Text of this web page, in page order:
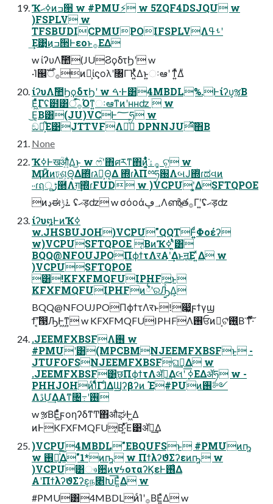
Ҡߦޙͷߏ੒ w #PMU⚡ w 5ZQF4DSJQU w
)FSPLV w
TFSBUDICPMUPOIFSPLVΛࢀߟʹ
͢Ε͹͜ͷߏ੒Ͱεοͱ࡞ΕΔ
w ίʔυΛࣾ಺(JUϨϙδτϦʹ w
·Ί஌ࣝ࡞ऀͷ͕ࠢίϛολʹ৐ΓҠ͍ͬͯΔͱ͍͏ઃఆʹ ͳ͍ͬͯΔͧ
ίʔυΛࣾ಺ϦϙδτϦʹ w ࠓ·Ͱ͸4MBDL%.Ͱίʔυ͕ૹΒ
Ε͖ͯͨΓʢ๻͸࡞ऀ͡Όͳ͍ઃఆͳͷʹʜʜʣ  w
͜Ε͔Β͸(JU)VCͰ؅ཧ w
ඞཁ͕͋Ε͹JTTVFΛཱͯͯ DPNNJUͯ͠΋Β͏
None
ҠߦͰखؒऔ͍ͬͯΔ͜ͱ w ෆ֮ʹ΋ศརͳ΋ͷ͕͍͔ͭ͋ͬͯ͘࡞ۀ ͕ଟ͍ w
ӍӢͷঢ়ଶ͕Θ͔Δ΍ͭɾגՁ͕Θ͔Δ ΍ͭɾλΠྉཧ԰ΛબͿ΍ͭɾಥવͷ
˓˓ɾฤूڑ཭Λग़͢΍ͭɾFUD w )VCPUʹ͓͚ΔSFTQPOE
ͷڍಈ࠶ݱ ʢޙड़ʣ w σόοά؀ڥΛൺֱత࡞Γʹ͍͘ʢޙड़ʣ
ίʔυ໘ͰͷҠߦ
w.JHSBUJOH)VCPU"QQTͰ͍͍ͩͨΦοέʔ
w)VCPUSFTQPOE ͔ΒͷҠߦʹ͍ͭͯ͸
BQQ@NFOUJPOΠϕϯτΛर͏Α͏ʹ͢Δͱॻ͔Ε ͍ͯΔ w
)VCPUSFTQPOE
͸!KFXFMQFUIPHFͱ
KFXFMQFUIPHFͷ྆ํʹରԠ͍ͯ͠Δ͕
BQQ@NFOUJPOΠϕϯτΛर͏ͱ!෇͖ϝϯγϣ
ϯʹ͔͠൓ԠͰ͖ͳ͍ w KFXFMQFUIPHFΛ࢖͏ਓͷํ͕ଟͯ͘࢖͍ͮΒ͘ ͳͬͯ͠·ͬͨ
.JEEMFXBSFΛ࢖͏ w
#PMUʹ͸(MPCBMNJEEMFXBSFͱ -
JTUFOFSNJEEMFXBSF͕ଘࡏ͢Δ w
.JEEMFXBSF͸֤छΠϕϯτΛॲཧ͢Δલʹ ࣮ߦ͞ΕΔॲཧ w -
PHHJOHͷͨΊͩͬͨΓɺ͋ΔϢʔβʔͷ Έ#PUͷ࢖༻
ΛڐՄ͢ΔΑ͏ͳ৔߹ʹ࢖͏
w ૹΒΕ͖ͯͨϝοηʔδͳͲ΋औಘͰ͖Δ
ͷͰKFXFMQFU͔Β࢝·͍ͬͯΕ͹ॲཧ͢Δ
)VCPU4MBDL"EBQUFSͱ #PMUͷҧ͍
w ࢖༻͍ͯ͠Δ"1*ͷҧ͍ w ΠϯλʔϑΣʔεͷҧ͍ w
)VCPU͸ෳ਺ͷνϟοταʔϏεͰ࢖͑Δ
Α͏ʹΠϯλʔϑΣʔε͕ந৅Խ͞Ε͍ͯΔ w
#PMU͸4MBDLͷͨΊʹ࡞ΒΕ͍ͯΔ w